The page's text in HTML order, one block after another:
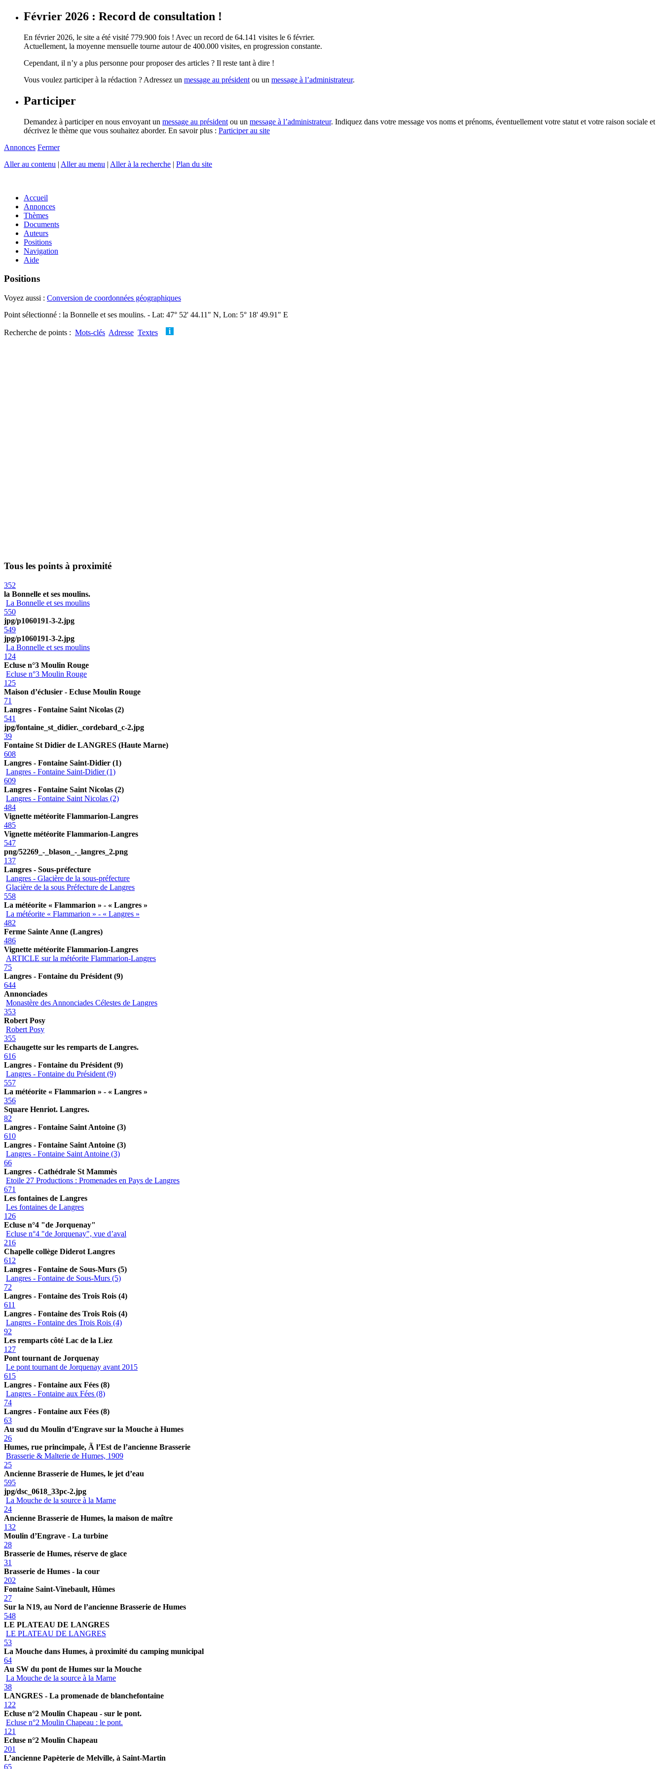
Février 2026 : Record de consultation !
En février 2026, le site a été visité 779.900 fois ! Avec un record de 64.141 visites le 6 février.
Actuellement, la moyenne mensuelle tourne autour de 400.000 visites, en progression constante.
Cependant, il n’y a plus personne pour proposer des articles ? Il reste tant à dire !
Vous voulez participer à la rédaction ? Adressez un message au président ou un message à l’administrateur.
Participer
Demandez à participer en nous envoyant un message au président ou un message à l’administrateur. Indiquez dans votre message vos noms et prénoms, éventuellement votre statut et votre raison sociale et
décrivez le thème que vous souhaitez aborder. En savoir plus : Participer au site
Annonces Fermer
Aller au contenu | Aller au menu | Aller à la recherche | Plan du site
Accueil
Annonces
Thèmes
Documents
Auteurs
Positions
Navigation
Aide
Positions
Voyez aussi : Conversion de coordonnées géographiques
Point sélectionné : la Bonnelle et ses moulins. - Lat: 47° 52' 44.11" N, Lon: 5° 18' 49.91" E
Recherche de points : Mots-clés Adresse Textes
Tous les points à proximité
352
la Bonnelle et ses moulins.
La Bonnelle et ses moulins
550
jpg/p1060191-3-2.jpg
549
jpg/p1060191-3-2.jpg
La Bonnelle et ses moulins
124
Ecluse n°3 Moulin Rouge
Ecluse n°3 Moulin Rouge
125
Maison d’éclusier - Ecluse Moulin Rouge
71
Langres - Fontaine Saint Nicolas (2)
541
jpg/fontaine_st_didier._cordebard_c-2.jpg
39
Fontaine St Didier de LANGRES (Haute Marne)
608
Langres - Fontaine Saint-Didier (1)
Langres - Fontaine Saint-Didier (1)
609
Langres - Fontaine Saint Nicolas (2)
Langres - Fontaine Saint Nicolas (2)
484
Vignette météorite Flammarion-Langres
485
Vignette météorite Flammarion-Langres
547
png/52269_-_blason_-_langres_2.png
137
Langres - Sous-préfecture
Langres - Glacière de la sous-préfecture
Glacière de la sous Préfecture de Langres
558
La météorite « Flammarion » - « Langres »
La météorite « Flammarion » - « Langres »
482
Ferme Sainte Anne (Langres)
486
Vignette météorite Flammarion-Langres
ARTICLE sur la météorite Flammarion-Langres
75
Langres - Fontaine du Président (9)
644
Annonciades
Monastère des Annonciades Célestes de Langres
353
Robert Posy
Robert Posy
355
Echaugette sur les remparts de Langres.
616
Langres - Fontaine du Président (9)
Langres - Fontaine du Président (9)
557
La météorite « Flammarion » - « Langres »
356
Square Henriot. Langres.
82
Langres - Fontaine Saint Antoine (3)
610
Langres - Fontaine Saint Antoine (3)
Langres - Fontaine Saint Antoine (3)
66
Langres - Cathédrale St Mammès
Etoile 27 Productions : Promenades en Pays de Langres
671
Les fontaines de Langres
Les fontaines de Langres
126
Ecluse n°4 "de Jorquenay"
Ecluse n°4 "de Jorquenay", vue d’aval
216
Chapelle collège Diderot Langres
612
Langres - Fontaine de Sous-Murs (5)
Langres - Fontaine de Sous-Murs (5)
72
Langres - Fontaine des Trois Rois (4)
611
Langres - Fontaine des Trois Rois (4)
Langres - Fontaine des Trois Rois (4)
92
Les remparts côté Lac de la Liez
127
Pont tournant de Jorquenay
Le pont tournant de Jorquenay avant 2015
615
Langres - Fontaine aux Fées (8)
Langres - Fontaine aux Fées (8)
74
Langres - Fontaine aux Fées (8)
63
Au sud du Moulin d’Engrave sur la Mouche à Humes
26
Humes, rue princimpale, Ã l’Est de l’ancienne Brasserie
Brasserie & Malterie de Humes, 1909
25
Ancienne Brasserie de Humes, le jet d’eau
595
jpg/dsc_0618_33pc-2.jpg
La Mouche de la source à la Marne
24
Ancienne Brasserie de Humes, la maison de maître
132
Moulin d’Engrave - La turbine
28
Brasserie de Humes, réserve de glace
31
Brasserie de Humes - la cour
202
Fontaine Saint-Vinebault, Hûmes
27
Sur la N19, au Nord de l’ancienne Brasserie de Humes
548
LE PLATEAU DE LANGRES
LE PLATEAU DE LANGRES
53
La Mouche dans Humes, à proximité du camping municipal
64
Au SW du pont de Humes sur la Mouche
La Mouche de la source à la Marne
38
LANGRES - La promenade de blanchefontaine
122
Ecluse n°2 Moulin Chapeau - sur le pont.
Ecluse n°2 Moulin Chapeau : le pont.
121
Ecluse n°2 Moulin Chapeau
201
L’ancienne Papèterie de Melville, à Saint-Martin
65